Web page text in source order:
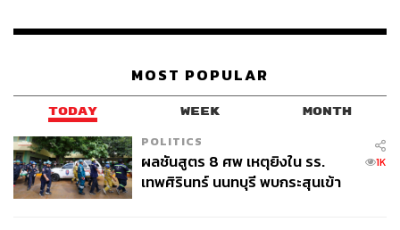
250
MOST POPULAR
TODAY WEEK MONTH
POLITICS
ผลชันสูตร 8 ศพ เหตุยิงใน รร.
เทพศิรินทร์ นนทบุรี พบกระสุนเข้า
1K